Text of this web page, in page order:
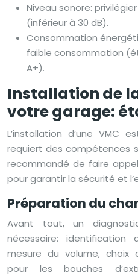
Niveau sonore:
(inférieur à 30 dB).
Consommation
faible consommation
A+).
Installation de
votre garage:
L’installation d’une VMC
requiert des compétences
recommandé de faire
pour garantir la sécurité et
Préparation du
Avant tout, un
nécessaire: identification
mesure du volume, choix
pour les bouches